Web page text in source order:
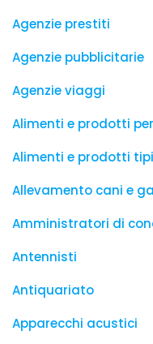
Agenzie prestiti
Agenzie pubblicitarie
Agenzie viaggi
Alimenti e prodotti
Alimenti e prodotti
Allevamento cani e
Amministratori di
Antennisti
Antiquariato
Apparecchi acustici